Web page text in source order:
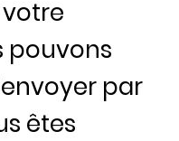
pouvons
par
êtes